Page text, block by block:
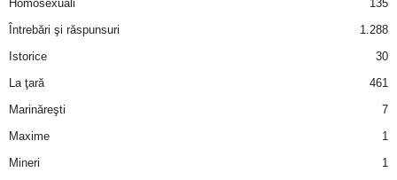
Homosexuali
135
Întrebări şi răspunsuri
1.288
Istorice
30
La ţară
461
Marinăreşti
7
Maxime
1
Mineri
1